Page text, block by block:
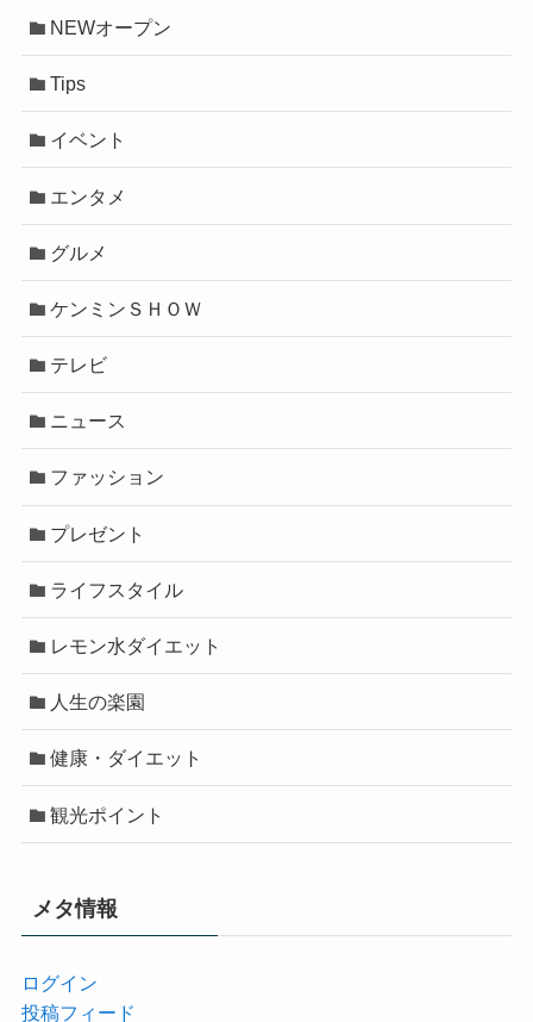
NEWオープン
Tips
イベント
エンタメ
グルメ
ケンミンＳＨＯＷ
テレビ
ニュース
ファッション
プレゼント
ライフスタイル
レモン水ダイエット
人生の楽園
健康・ダイエット
観光ポイント
メタ情報
ログイン
投稿フィード